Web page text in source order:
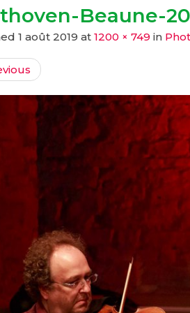
Beaune-
1 août 2019 at 1200 × 749 in